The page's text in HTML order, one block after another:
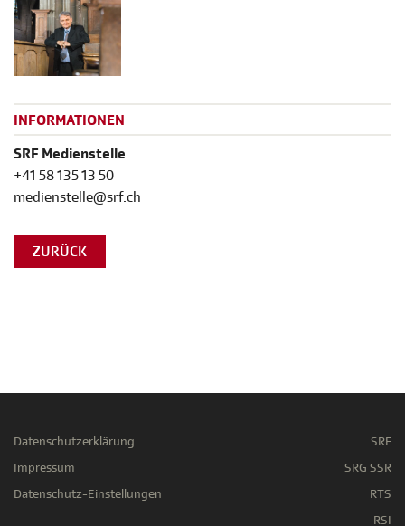
INFORMATIONEN
SRF Medienstelle
+41 58 135 13 50
medienstelle@srf.ch
ZURÜCK
Datenschutzerklärung
Impressum
Datenschutz-Einstellungen
SRF
SRG SSR
RTS
RSI